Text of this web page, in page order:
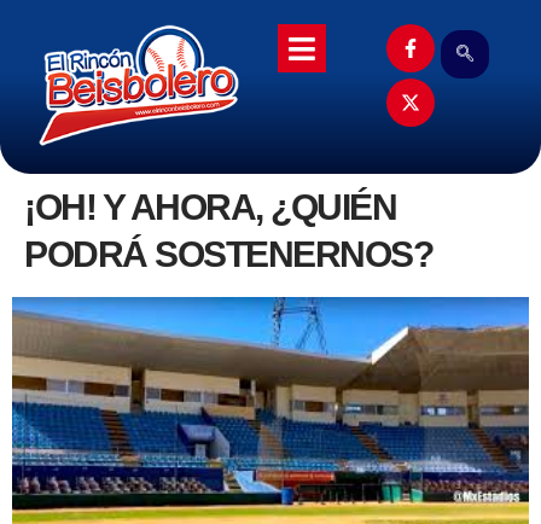
¡OH! Y AHORA, ¿QUIÉN
PODRÁ SOSTENERNOS?